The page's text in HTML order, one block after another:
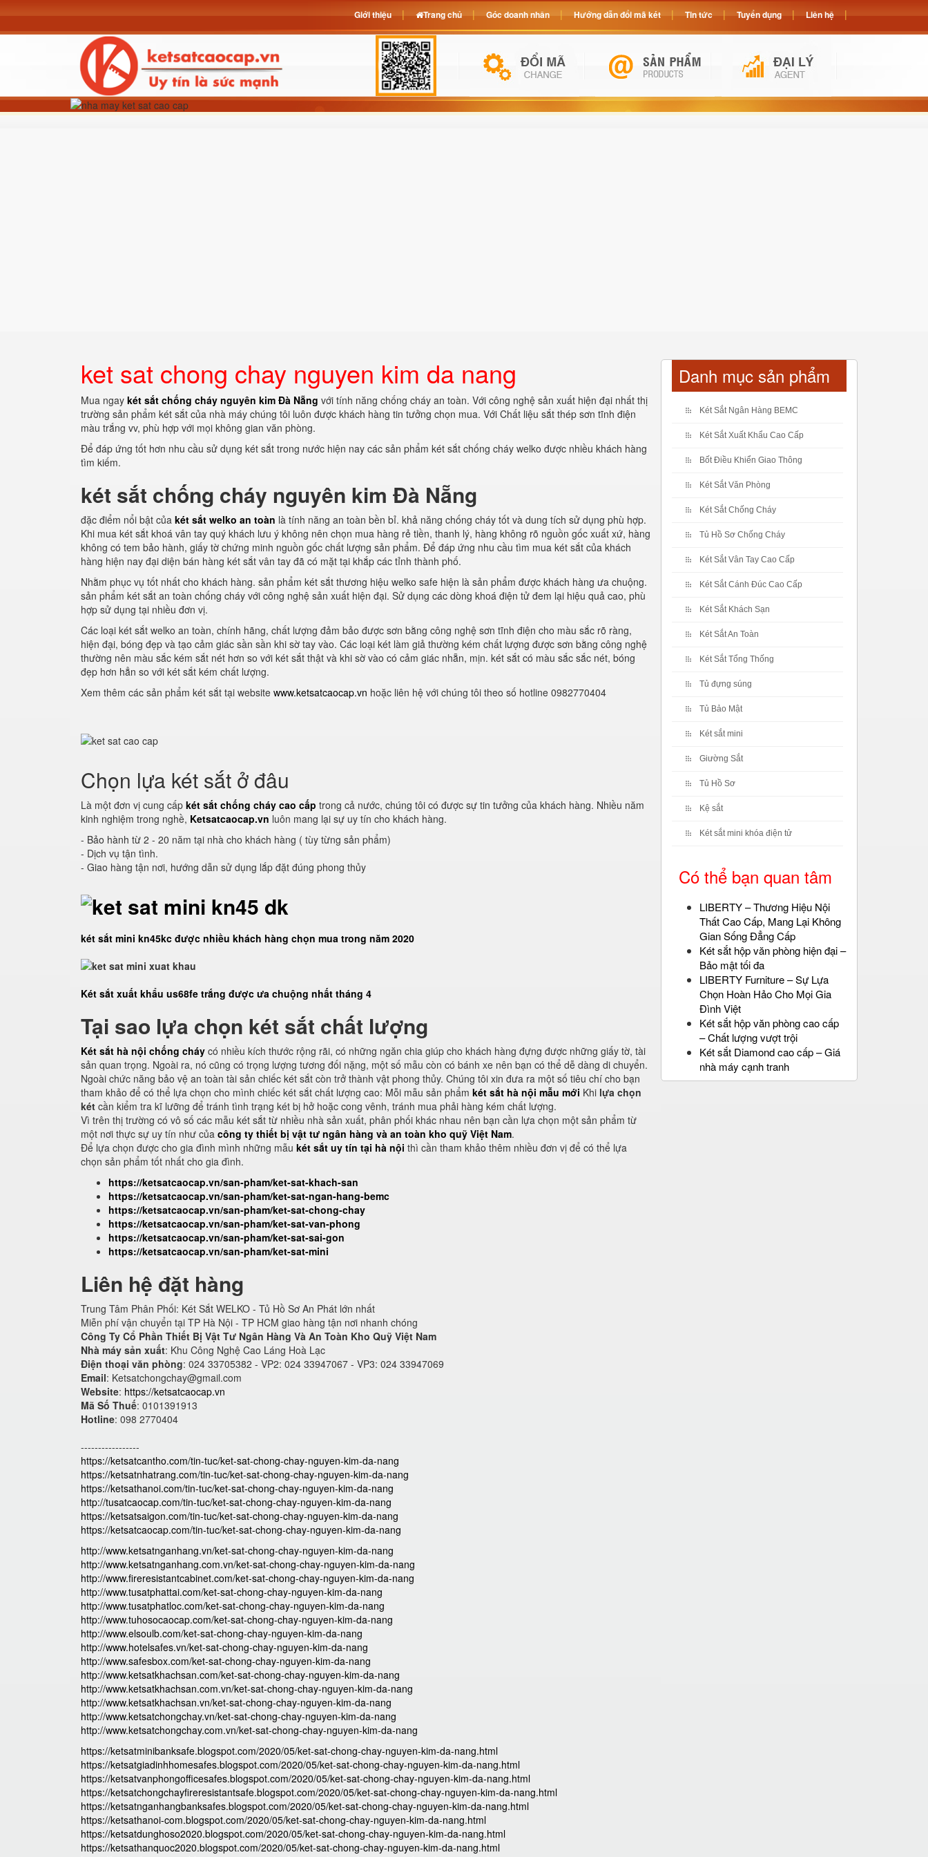
ket sat chong chay nguyen kim da nang
Mua ngay két sắt chống cháy nguyên kim Đà Nẵng với tính năng chống cháy an toàn. Với công nghệ sản xuất hiện đại nhất thị
trường sản phẩm két sắt của nhà máy chúng tôi luôn được khách hàng tin tưởng chọn mua. Với Chất liệu sắt thép sơn tĩnh điện
màu trắng vv, phù hợp với mọi không gian văn phòng.
Để đáp ứng tốt hơn nhu cầu sử dụng két sắt trong nước hiện nay các sản phẩm két sắt chống cháy welko được nhiều khách hàng
tìm kiếm.
két sắt chống cháy nguyên kim Đà Nẵng
đặc điểm nổi bật của két sắt welko an toàn là tính năng an toàn bền bỉ. khả năng chống cháy tốt và dung tích sử dụng phù hợp.
Khi mua két sắt khoá vân tay quý khách lưu ý không nên chọn mua hàng rẻ tiền, thanh lý, hàng không rõ nguồn gốc xuất xứ, hàng
không có tem bảo hành, giấy tờ chứng minh nguồn gốc chất lượng sản phẩm. Để đáp ứng nhu cầu tìm mua két sắt của khách
hàng hiện nay đại diện bán hàng két sắt vân tay đã có mặt tại khắp các tỉnh thành phố.
Nhằm phục vụ tốt nhất cho khách hàng. sản phẩm két sắt thương hiệu welko safe hiện là sản phẩm được khách hàng ưa chuộng.
sản phẩm két sắt an toàn chống cháy với công nghệ sản xuất hiện đại. Sử dụng các dòng khoá điện tử đem lại hiệu quả cao, phù
hợp sử dụng tại nhiều đơn vị.
Các loại két sắt welko an toàn, chính hãng, chất lượng đảm bảo được sơn bằng công nghệ sơn tĩnh điện cho màu sắc rõ ràng,
hiện đại, bóng đẹp và tạo cảm giác sần sần khi sờ tay vào. Các loại két làm giả thường kém chất lượng được sơn bằng công nghệ
thường nên màu sắc kém sắt nét hơn so với két sắt thật và khi sờ vào có cảm giác nhẵn, mịn. két sắt có màu sắc sắc nét, bóng
đẹp hơn hẳn so với két sắt kém chất lượng.
Xem thêm các sản phẩm két sắt tại website www.ketsatcaocap.vn hoặc liên hệ với chúng tôi theo số hotline 0982770404
Chọn lựa két sắt ở đâu
Là một đơn vị cung cấp két sắt chống cháy cao cấp trong cả nước, chúng tôi có được sự tin tưởng của khách hàng. Nhiều năm
kinh nghiệm trong nghề, Ketsatcaocap.vn luôn mang lại sự uy tín cho khách hàng.
- Bảo hành từ 2 - 20 năm tại nhà cho khách hàng ( tùy từng sản phẩm)
- Dịch vụ tận tình.
- Giao hàng tận nơi, hướng dẫn sử dụng lắp đặt đúng phong thủy
két sắt mini kn45kc được nhiều khách hàng chọn mua trong năm 2020
Két sắt xuất khẩu us68fe trắng được ưa chuộng nhất tháng 4
Tại sao lựa chọn két sắt chất lượng
Két sắt hà nội chống cháy có nhiều kích thước rộng rãi, có những ngăn chia giúp cho khách hàng đựng được những giấy tờ, tài
sản quan trọng. Ngoài ra, nó cũng có trọng lượng tương đối nặng, một số mẫu còn có bánh xe nên bạn có thể dễ dàng di chuyển.
Ngoài chức năng bảo vệ an toàn tài sản chiếc két sắt còn trở thành vật phong thủy. Chúng tôi xin đưa ra một số tiêu chí cho bạn
tham khảo để có thể lựa chọn cho mình chiếc két sắt chất lượng cao: Mỗi mẫu sản phẩm két sắt hà nội mẫu mới Khi lựa chọn
két cần kiểm tra kĩ lưỡng để tránh tình trạng két bị hở hoặc cong vênh, tránh mua phải hàng kém chất lượng.
Vì trên thị trường có vô số các mẫu két sắt từ nhiều nhà sản xuất, phân phối khác nhau nên bạn cần lựa chọn một sản phẩm từ
một nơi thực sự uy tín như của công ty thiết bị vật tư ngân hàng và an toàn kho quỹ Việt Nam.
Để lựa chọn được cho gia đình mình những mẫu két sắt uy tín tại hà nội thì cần tham khảo thêm nhiều đơn vị để có thể lựa
chọn sản phẩm tốt nhất cho gia đình.
https://ketsatcaocap.vn/san-pham/ket-sat-khach-san
https://ketsatcaocap.vn/san-pham/ket-sat-ngan-hang-bemc
https://ketsatcaocap.vn/san-pham/ket-sat-chong-chay
https://ketsatcaocap.vn/san-pham/ket-sat-van-phong
https://ketsatcaocap.vn/san-pham/ket-sat-sai-gon
https://ketsatcaocap.vn/san-pham/ket-sat-mini
Liên hệ đặt hàng
Trung Tâm Phân Phối: Két Sắt WELKO - Tủ Hồ Sơ An Phát lớn nhất
Miễn phí vận chuyển tại TP Hà Nội - TP HCM giao hàng tận nơi nhanh chóng
Công Ty Cổ Phần Thiết Bị Vật Tư Ngân Hàng Và An Toàn Kho Quỹ Việt Nam
Nhà máy sản xuất: Khu Công Nghệ Cao Láng Hoà Lạc
Điện thoại văn phòng: 024 33705382 - VP2: 024 33947067 - VP3: 024 33947069
Email: Ketsatchongchay@gmail.com
Website: https://ketsatcaocap.vn
Mã Số Thuế: 0101391913
Hotline: 098 2770404
-----------------
https://ketsatcantho.com/tin-tuc/ket-sat-chong-chay-nguyen-kim-da-nang
https://ketsatnhatrang.com/tin-tuc/ket-sat-chong-chay-nguyen-kim-da-nang
https://ketsathanoi.com/tin-tuc/ket-sat-chong-chay-nguyen-kim-da-nang
http://tusatcaocap.com/tin-tuc/ket-sat-chong-chay-nguyen-kim-da-nang
https://ketsatsaigon.com/tin-tuc/ket-sat-chong-chay-nguyen-kim-da-nang
https://ketsatcaocap.com/tin-tuc/ket-sat-chong-chay-nguyen-kim-da-nang
http://www.ketsatnganhang.vn/ket-sat-chong-chay-nguyen-kim-da-nang
http://www.ketsatnganhang.com.vn/ket-sat-chong-chay-nguyen-kim-da-nang
http://www.fireresistantcabinet.com/ket-sat-chong-chay-nguyen-kim-da-nang
http://www.tusatphattai.com/ket-sat-chong-chay-nguyen-kim-da-nang
http://www.tusatphatloc.com/ket-sat-chong-chay-nguyen-kim-da-nang
http://www.tuhosocaocap.com/ket-sat-chong-chay-nguyen-kim-da-nang
http://www.elsoulb.com/ket-sat-chong-chay-nguyen-kim-da-nang
http://www.hotelsafes.vn/ket-sat-chong-chay-nguyen-kim-da-nang
http://www.safesbox.com/ket-sat-chong-chay-nguyen-kim-da-nang
http://www.ketsatkhachsan.com/ket-sat-chong-chay-nguyen-kim-da-nang
http://www.ketsatkhachsan.com.vn/ket-sat-chong-chay-nguyen-kim-da-nang
http://www.ketsatkhachsan.vn/ket-sat-chong-chay-nguyen-kim-da-nang
http://www.ketsatchongchay.vn/ket-sat-chong-chay-nguyen-kim-da-nang
http://www.ketsatchongchay.com.vn/ket-sat-chong-chay-nguyen-kim-da-nang
https://ketsatminibanksafe.blogspot.com/2020/05/ket-sat-chong-chay-nguyen-kim-da-nang.html
https://ketsatgiadinhhomesafes.blogspot.com/2020/05/ket-sat-chong-chay-nguyen-kim-da-nang.html
https://ketsatvanphongofficesafes.blogspot.com/2020/05/ket-sat-chong-chay-nguyen-kim-da-nang.html
https://ketsatchongchayfireresistantsafe.blogspot.com/2020/05/ket-sat-chong-chay-nguyen-kim-da-nang.html
https://ketsatnganhangbanksafes.blogspot.com/2020/05/ket-sat-chong-chay-nguyen-kim-da-nang.html
https://ketsathanoi-com.blogspot.com/2020/05/ket-sat-chong-chay-nguyen-kim-da-nang.html
https://ketsatdunghoso2020.blogspot.com/2020/05/ket-sat-chong-chay-nguyen-kim-da-nang.html
https://ketsathanquoc2020.blogspot.com/2020/05/ket-sat-chong-chay-nguyen-kim-da-nang.html
Danh mục sản phẩm
Két Sắt Ngân Hàng BEMC
Két Sắt Xuất Khẩu Cao Cấp
Bốt Điều Khiển Giao Thông
Két Sắt Văn Phòng
Két Sắt Chống Cháy
Tủ Hồ Sơ Chống Cháy
Két Sắt Vân Tay Cao Cấp
Két Sắt Cánh Đúc Cao Cấp
Két Sắt Khách Sạn
Két Sắt An Toàn
Két Sắt Tổng Thống
Tủ đựng súng
Tủ Bảo Mật
Két sắt mini
Giường Sắt
Tủ Hồ Sơ
Kệ sắt
Két sắt mini khóa điện tử
Có thể bạn quan tâm
LIBERTY – Thương Hiệu Nội
Thất Cao Cấp, Mang Lại Không
Gian Sống Đẳng Cấp
Két sắt hộp văn phòng hiện đại –
Bảo mật tối đa
LIBERTY Furniture – Sự Lựa
Chọn Hoàn Hảo Cho Mọi Gia
Đình Việt
Két sắt hộp văn phòng cao cấp
– Chất lượng vượt trội
Két sắt Diamond cao cấp – Giá
nhà máy cạnh tranh
Giới thiệu Trang chủ Góc doanh nhân Hướng dẫn đổi mã két Tin tức Tuyển dụng Liên hệ